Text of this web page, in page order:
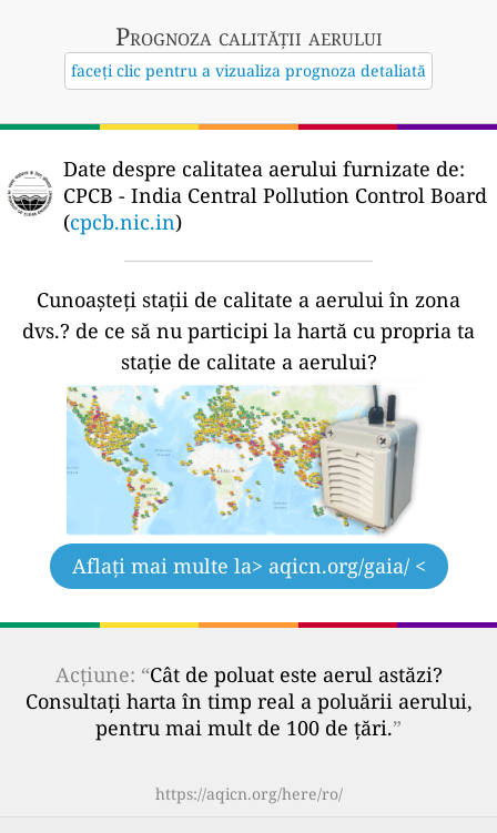
Prognoza calității aerului
faceți clic pentru a vizualiza prognoza detaliată
Date despre calitatea aerului furnizate de:
CPCB - India Central Pollution Control Board
(cpcb.nic.in)
Cunoașteți stații de calitate a aerului în zona
dvs.? de ce să nu participi la hartă cu propria ta
stație de calitate a aerului?
Aflați mai multe la> aqicn.org/gaia/ <
Acțiune: “Cât de poluat este aerul astăzi?
Consultați harta în timp real a poluării aerului,
pentru mai mult de 100 de țări.”
https://aqicn.org/here/ro/